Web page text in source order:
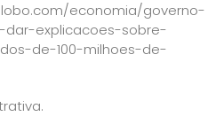
economia/governo-
explicacoes-sobre-
de-100-milhoes-de-